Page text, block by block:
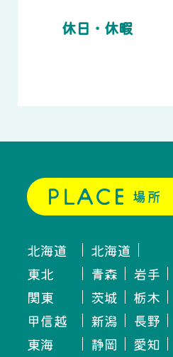
休日・休暇
北海道
北海道
東北
青森 岩手
関東
茨城 栃木
甲信越
新潟 長野
東海
静岡 愛知